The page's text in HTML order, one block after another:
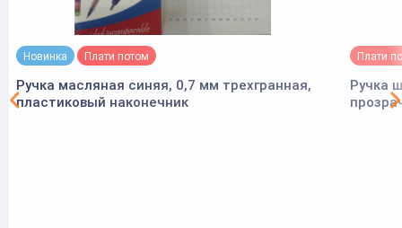
Новинка Плати потом
Ручка масляная синяя, 0,7 мм трехгранная,
пластиковый наконечник
Плати
Ручка